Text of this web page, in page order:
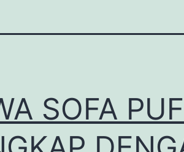
SOFA